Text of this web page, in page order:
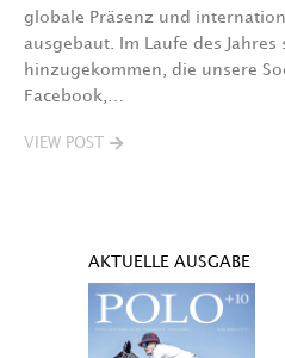
globale Präsenz und
ausgebaut. Im Laufe des
hinzugekommen, die unsere
Facebook,…
VIEW POST
AKTUELLE AUSGABE